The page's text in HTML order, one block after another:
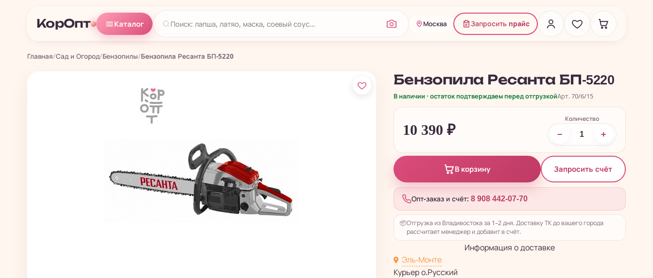
КорОпт Каталог Москва Запросить прайс
Главная/Сад и Огород/Бензопилы/Бензопила Ресанта БП-5220
Бензопила Ресанта БП-5220
В наличии · остаток подтверждаем перед отгрузкойАрт. 70/6/15
10 390 ₽
Количество
− +
В корзину Запросить счёт
Опт-заказ и счёт: 8 908 442-07-70
📦Отгрузка из Владивостока за 1–2 дня. Доставку ТК до вашего города
рассчитает менеджер и добавит в счёт.
Информация о доставке
Эль-Монте
Курьер о.Русский